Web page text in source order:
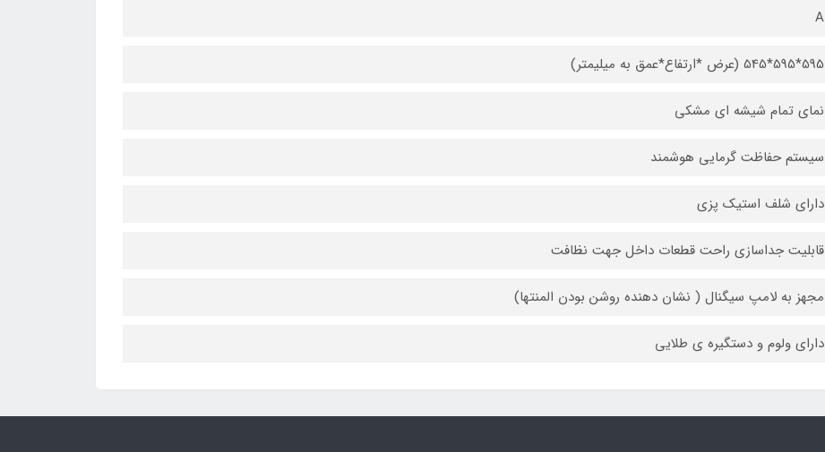
A
595*595*545 (عرض *ارتفاع*عمق به میلیمتر)
نمای تمام شیشه ای مشکی
سیستم حفاظت گرمایی هوشمند
دارای شلف استیک پزی
قابلیت جداسازی راحت قطعات داخل جهت نظافت
مجهز به لامپ سیگنال ( نشان دهنده روشن بودن المنتها)
دارای ولوم و دستگیره ی طلایی